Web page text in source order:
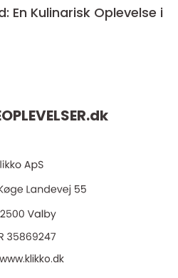
En Kulinarisk Oplevelse i
dk
www.klikko.dk